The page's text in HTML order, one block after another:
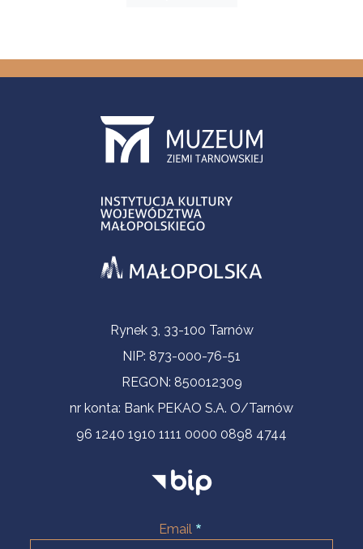
Informacje kontaktoweRynek 3, 33-100 Tarnów
NIP: 873-000-76-51
REGON: 850012309
nr konta: Bank PEKAO S.A. O/Tarnów
96 1240 1910 1111 0000 0898 4744
Email